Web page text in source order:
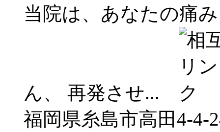
当院は、あなたの痛
ん、 再発させ...
福岡県糸島市高田4-4-